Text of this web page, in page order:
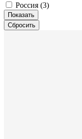
Россия (3)